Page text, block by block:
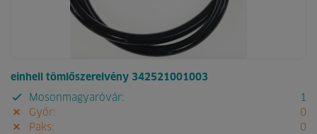
einhell tömlőszerelvény 342521001003
Mosonmagyaróvár:
1
Győr:
0
Paks:
0